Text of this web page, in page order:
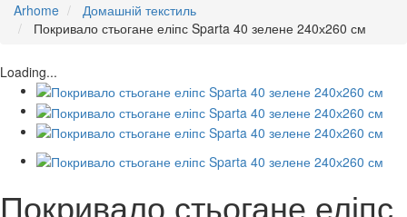
Arhome
Домашній текстиль
Покривало стьогане еліпс Sparta 40 зелене 240х260 см
Loading...
Покривало стьогане еліпс